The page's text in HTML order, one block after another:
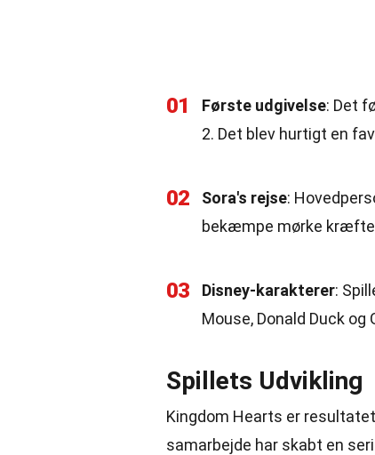
01 Første udgivelse: Det
2. Det blev hurtigt en
02 Sora's rejse:
bekæmpe mørke
03 Disney-karakterer:
Mouse, Donald Duck
Spillets Udvikling
Kingdom Hearts er
samarbejde har skabt en